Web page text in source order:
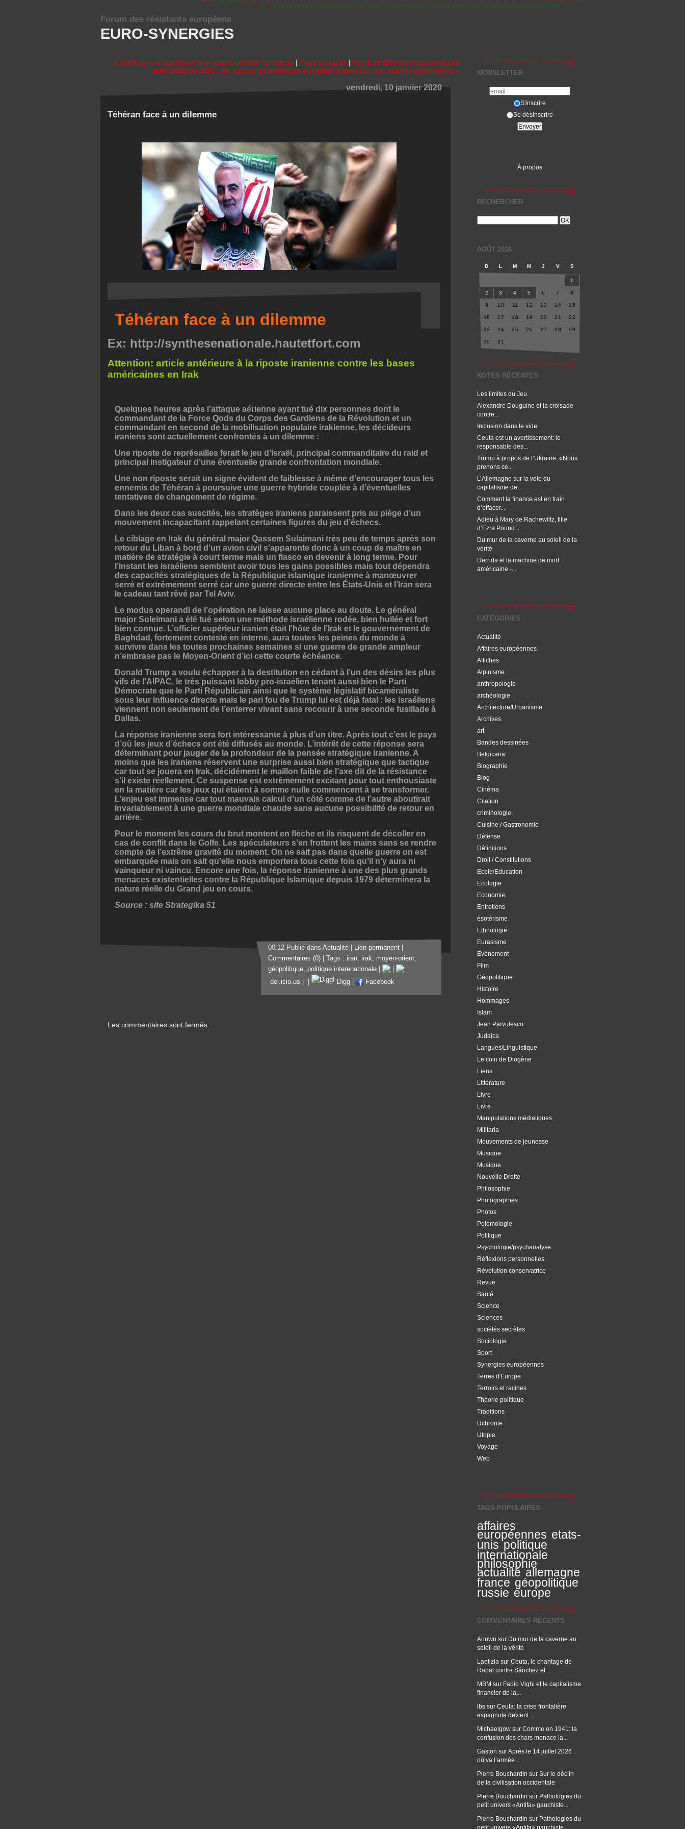
EURO-SYNERGIES
Forum des résistants européens
NEWSLETTER
S'inscrire
Se désinscrire
À propos
RECHERCHER
AOÛT 2026
D L M M J V S
1
2 3 4 5 6 7 8
9 10 11 12 13 14 15
16 17 18 19 20 21 22
23 24 25 26 27 28 29
30 31
NOTES RÉCENTES
Les limites du Jeu
Alexandre Douguine et la croisade
contre...
Inclusion dans le vide
Ceuta est un avertissement: le
responsable des...
Trump à propos de l’Ukraine: «Nous
prenons ce...
L’Allemagne sur la voie du
capitalisme de...
Comment la finance est en train
d’effacer...
Adieu à Mary de Rachewiltz, fille
d’Ezra Pound...
Du mur de la caverne au soleil de la
vérité
Derrida et la machine de mort
américaine -...
CATÉGORIES
Actualité
Affaires européennes
Affiches
Alpinisme
anthropologie
archéologie
Architecture/Urbanisme
Archives
art
Bandes dessinées
Belgicana
Biographie
Blog
Cinéma
Citation
criminologie
Cuisine / Gastronomie
Défense
Définitions
Droit / Constitutions
Ecole/Education
Ecologie
Economie
Entretiens
ésotérisme
Ethnologie
Eurasisme
Evénement
Film
Géopolitique
Histoire
Hommages
Islam
Jean Parvulesco
Judaica
Langues/Linguistique
Le coin de Diogène
Liens
Littérature
Livre
Livre
Manipulations médiatiques
Militaria
Mouvements de jeunesse
Musique
Musique
Nouvelle Droite
Philosophie
Photographies
Photos
Polémologie
Politique
Psychologie/psychanalyse
Réflexions personnelles
Révolution conservatrice
Revue
Santé
Science
Sciences
sociétés secrètes
Sociologie
Sport
Synergies européennes
Terres d'Europe
Terroirs et racines
Théorie politique
Traditions
Uchronie
Utopie
Voyage
Web
TAGS POPULAIRES
affaires
européennes etats-
unis politique
internationale
philosophie
actualité allemagne
france géopolitique
russie europe
COMMENTAIRES RÉCENTS
Annwn sur Du mur de la caverne au
soleil de la vérité
Laetizia sur Ceuta, le chantage de
Rabat contre Sánchez et...
MBM sur Fabio Vighi et le capitalisme
financier de la...
lbs sur Ceuta: la crise frontalière
espagnole devient...
Michaelgow sur Comme en 1941: la
confusion des chars menace la...
Gaston surAprès le 14 juillet 2026 :
où va l’armée...
Pierre Bouchardin sur Sur le déclin
de la civilisation occidentale
Pierre Bouchardin sur Pathologies du
petit univers «Antifa» gauchiste...
Pierre Bouchardin sur Pathologies du
petit univers «Antifa» gauchiste...
« Soleimani: un asesinato que puede cambiar la historia | Page d'accueil | Krach et effondrement monétaire
pour 2020 ou 2021 : les risques géopolitiques s’ajoutent maintenant aux raisons systémiques »
vendredi, 10 janvier 2020
Téhéran face à un dilemme
Téhéran face à un dilemme
Ex: http://synthesenationale.hautetfort.com
Attention: article antérieure à la riposte iranienne contre les bases
américaines en Irak
Quelques heures après l’attaque aérienne ayant tué dix personnes dont le
commandant de la Force Qods du Corps des Gardiens de la Révolution et un
commandant en second de la mobilisation populaire irakienne, les décideurs
iraniens sont actuellement confrontés à un dilemme :
Une riposte de représailles ferait le jeu d’Israël, principal commanditaire du raid et
principal instigateur d’une éventuelle grande confrontation mondiale.
Une non riposte serait un signe évident de faiblesse à même d’encourager tous les
ennemis de Téhéran à poursuive une guerre hybride couplée à d’éventuelles
tentatives de changement de régime.
Dans les deux cas suscités, les stratèges iraniens paraissent pris au piège d’un
mouvement incapacitant rappelant certaines figures du jeu d’échecs.
Le ciblage en Irak du général major Qassem Sulaimani très peu de temps après son
retour du Liban à bord d’un avion civil s’apparente donc à un coup de maître en
matière de stratégie à court terme mais un fiasco en devenir à long terme. Pour
l’instant les israéliens semblent avoir tous les gains possibles mais tout dépendra
des capacités stratégiques de la République islamique iranienne à manœuvrer
serré et extrêmement serré car une guerre directe entre les États-Unis et l’Iran sera
le cadeau tant rêvé par Tel Aviv.
Le modus operandi de l’opération ne laisse aucune place au doute. Le général
major Soleimani a été tué selon une méthode israélienne rodée, bien huilée et fort
bien connue. L’officier supérieur iranien était l’hôte de l’Irak et le gouvernement de
Baghdad, fortement contesté en interne, aura toutes les peines du monde à
survivre dans les toutes prochaines semaines si une guerre de grande ampleur
n’embrase pas le Moyen-Orient d’ici cette courte échéance.
Donald Trump a voulu échapper à la destitution en cédant à l’un des désirs les plus
vifs de l’AIPAC, le très puissant lobby pro-israélien tenant aussi bien le Parti
Démocrate que le Parti Républicain ainsi que le système législatif bicaméraliste
sous leur influence directe mais le pari fou de Trump lui est déjà fatal : les israéliens
viennent non seulement de l’enterrer vivant sans recourir à une seconde fusillade à
Dallas.
La réponse iranienne sera fort intéressante à plus d’un titre. Après tout c’est le pays
d’où les jeux d’échecs ont été diffusés au monde. L’intérêt de cette réponse sera
déterminant pour jauger de la profondeur de la pensée stratégique iranienne. A
moins que les iraniens réservent une surprise aussi bien stratégique que tactique
car tout se jouera en Irak, décidément le maillon faible de l’axe dit de la résistance
s’il existe réellement. Ce suspense est extrêmement excitant pour tout enthousiaste
en la matière car les jeux qui étaient à somme nulle commencent à se transformer.
L’enjeu est immense car tout mauvais calcul d’un côté comme de l’autre aboutirait
invariablement à une guerre mondiale chaude sans aucune possibilité de retour en
arrière.
Pour le moment les cours du brut montent en flèche et ils risquent de décoller en
cas de conflit dans le Golfe. Les spéculateurs s’en frottent les mains sans se rendre
compte de l’extrême gravité du moment. On ne sait pas dans quelle guerre on est
embarquée mais on sait qu’elle nous emportera tous cette fois qu’il n’y aura ni
vainqueur ni vaincu. Encore une fois, la réponse iranienne à une des plus grands
menaces existentielles contre la République Islamique depuis 1979 déterminera la
nature réelle du Grand jeu en cours.
Source : site Strategika 51
00:12 Publié dans Actualité Lien permanent
Commentaires (0) | Tags : iran irak moyen-orient
géopolitique
politique interenationale
del.icio.us
Digg Facebook
Les commentaires sont fermés.